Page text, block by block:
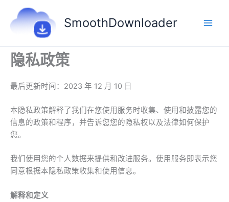
SmoothDownloader
隐私政策
最后更新时间：2023 年 12 月 10 日
本隐私政策解释了我们在您使用服务时收集、使用和披露您的
信息的政策和程序，并告诉您您的隐私权以及法律如何保护
您。
我们使用您的个人数据来提供和改进服务。使用服务即表示您
同意根据本隐私政策收集和使用信息。
解释和定义